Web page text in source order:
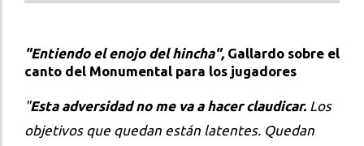
"Entiendo el enojo del hincha", Gallardo sobre el
canto del Monumental para los jugadores
"Esta adversidad no me va a hacer claudicar. Los
objetivos que quedan están latentes. Quedan